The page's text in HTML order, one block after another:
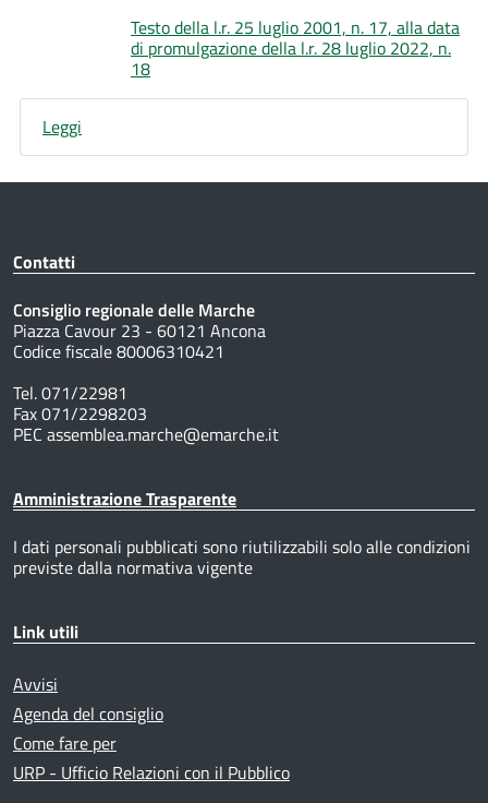
Testo della l.r. 25 luglio 2001, n. 17, alla data
di promulgazione della l.r. 28 luglio 2022, n.
18
Leggi
Contatti
Consiglio regionale delle Marche
Piazza Cavour 23 - 60121 Ancona
Codice fiscale 80006310421
Tel. 071/22981
Fax 071/2298203
PEC assemblea.marche@emarche.it
Amministrazione Trasparente
I dati personali pubblicati sono riutilizzabili solo alle condizioni
previste dalla normativa vigente
Link utili
Avvisi
Agenda del consiglio
Come fare per
URP - Ufficio Relazioni con il Pubblico